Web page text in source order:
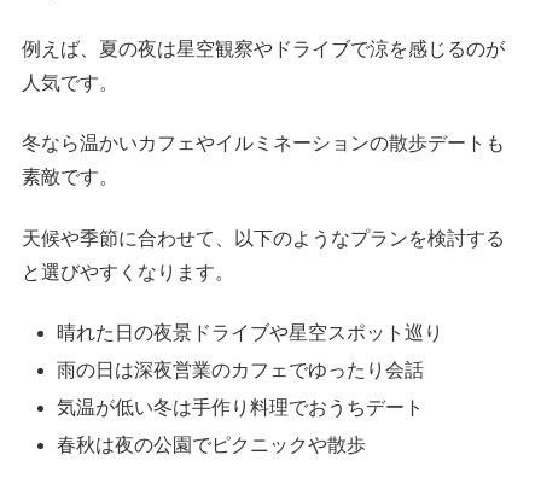
例えば、夏の夜は星空観察やドライブで涼を感じるのが
人気です。
冬なら温かいカフェやイルミネーションの散歩デートも
素敵です。
天候や季節に合わせて、以下のようなプランを検討する
と選びやすくなります。
晴れた日の夜景ドライブや星空スポット巡り
雨の日は深夜営業のカフェでゆったり会話
気温が低い冬は手作り料理でおうちデート
春秋は夜の公園でピクニックや散歩